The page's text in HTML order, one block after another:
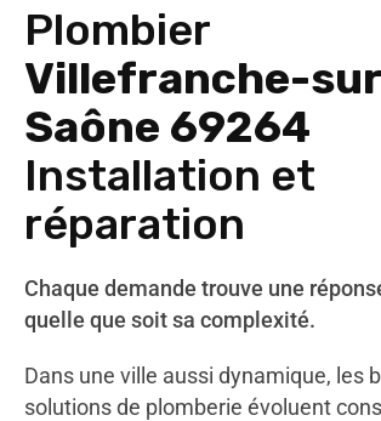
Plombier
Villefranche-
Saône 69264
Installation et
réparation
Chaque demande trouve une
quelle que soit sa complexité.
Dans une ville aussi dynamique, les
solutions de plomberie évoluent